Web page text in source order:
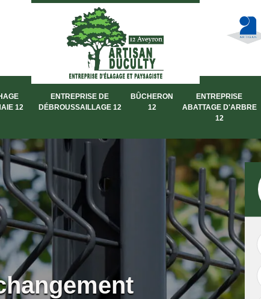
12
ENTREPRISE DE
DÉBROUSSAILLAGE 12
BÛCHERON
12
ENTREPRISE
ABATTAGE D'ARBRE
12